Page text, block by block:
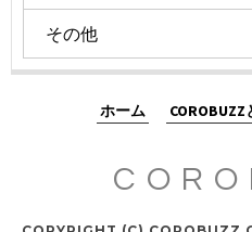
その他
ホーム COROBUZZ